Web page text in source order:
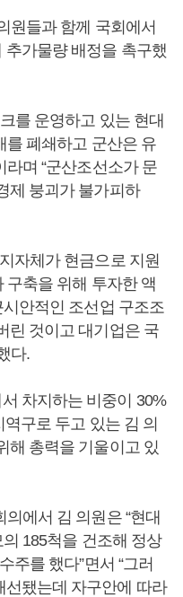
원들과 함께 국회에서
가물량 배정을 촉구했
를 운영하고 있는 현대
를 폐쇄하고 군산은 유
라며 “군산조선소가 문
제 붕괴가 불가피하
자체가 현금으로 지원
구축을 위해 투자한 액
시안적인 조선업 구조조
린 것이고 대기업은 국
다.
차지하는 비중이 30%
구로 두고 있는 김 의
해 총력을 기울이고 있
에서 김 의원은 “현대
185척을 건조해 정상
주를 했다”면서 “그러
선됐는데 자구안에 따라